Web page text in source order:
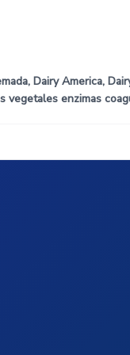
Dairy America,
vegetales enzimas